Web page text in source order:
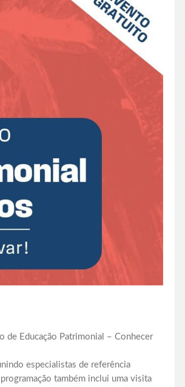
de Educação Patrimonial – Conhecer
especialistas de referência
também inclui uma visita